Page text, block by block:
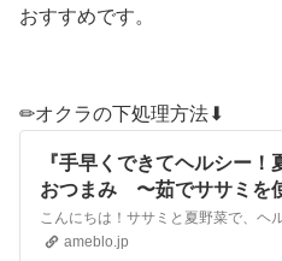
おすすめです。
✏︎オクラの下処理方法⬇︎
『手早くできてヘルシー！
おつまみ 〜茹でササミを
ルシー副菜＆おつまみ5選
ameblo.jp